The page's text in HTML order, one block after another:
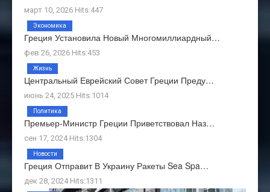
март 10, 2026 Hits:447
Греция Установила Новый Многомиллиардный…
фев 26, 2026 Hits:453
Экономика
Центральный Еврейский Совет Греции Преду…
июнь 24, 2025 Hits:1014
Жизнь
Премьер-Министр Греции Приветствовал Наз…
сен 17, 2024 Hits:1304
Политика
Греция Отправит В Украину Ракеты Sea Spa…
дек 28, 2024 Hits:1311
Новости